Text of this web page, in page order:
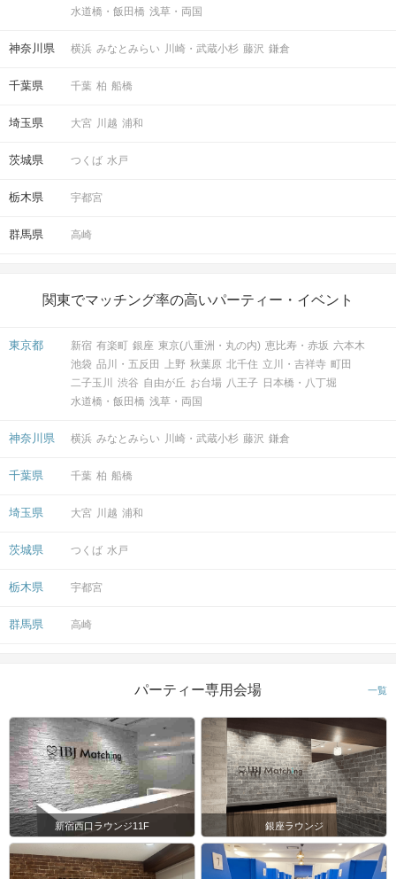
水道橋・飯田橋 浅草・両国
神奈川県 横浜 みなとみらい 川崎・武蔵小杉 藤沢 鎌倉
千葉県 千葉 柏 船橋
埼玉県 大宮 川越 浦和
茨城県 つくば 水戸
栃木県 宇都宮
群馬県 高崎
関東でマッチング率の高いパーティー・イベント
東京都 新宿 有楽町 銀座 東京(八重洲・丸の内) 恵比寿・赤坂 六本木
池袋 品川・五反田 上野 秋葉原 北千住 立川・吉祥寺 町田
二子玉川
渋谷 自由が丘 お台場 八王子 日本橋・八丁堀
水道橋・飯田橋 浅草・両国
神奈川県 横浜 みなとみらい 川崎・武蔵小杉 藤沢 鎌倉
千葉県 千葉 柏 船橋
埼玉県 大宮 川越 浦和
茨城県 つくば 水戸
栃木県 宇都宮
群馬県 高崎
パーティー専用会場 一覧
新宿西口ラウンジ11F 銀座ラウンジ